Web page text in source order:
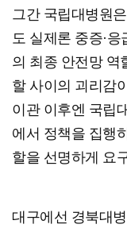
그간 국립대병원
도 실제론 중증·
의 최종 안전망 역
할 사이의 괴리감
이관 이후엔 국립
에서 정책을 집행
할을 선명하게 요
대구에선 경북대